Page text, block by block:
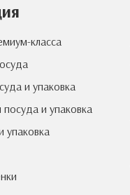
класса
и упаковка
и упаковка
упаковка